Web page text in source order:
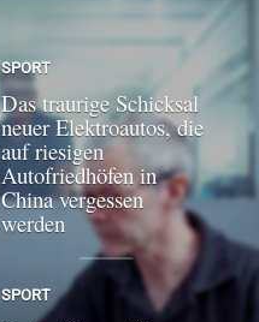
SPORT
Das traurige Schicksal
neuer Elektroautos, die
auf riesigen
Autofriedhöfen in
China vergessen
werden
SPORT